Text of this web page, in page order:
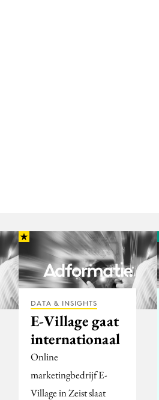
DATA & INSIGHTS
E-Village gaat
internationaal
Online
marketingbedrijf E-
Village in Zeist slaat